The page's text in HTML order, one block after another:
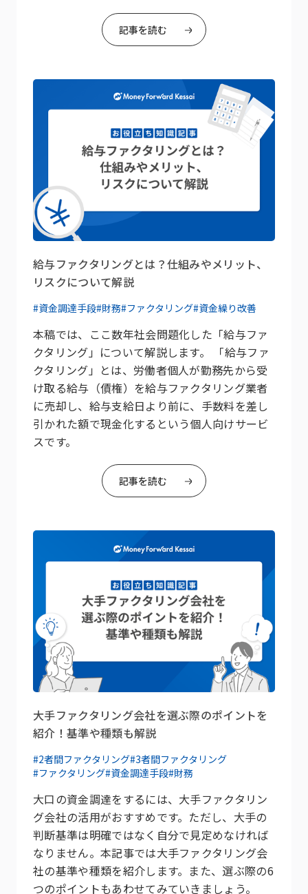
記事を読む
給与ファクタリングとは？仕組みやメリット、
リスクについて解説
#資金調達手段#財務#ファクタリング#資金繰り改善
本稿では、ここ数年社会問題化した「給与ファ
クタリング」について解説します。 「給与ファ
クタリング」とは、労働者個人が勤務先から受
け取る給与（債権）を給与ファクタリング業者
に売却し、給与支給日より前に、手数料を差し
引かれた額で現金化するという個人向けサービ
スです。
記事を読む
大手ファクタリング会社を選ぶ際のポイントを
紹介！基準や種類も解説
#2者間ファクタリング#3者間ファクタリング
#ファクタリング#資金調達手段#財務
大口の資金調達をするには、大手ファクタリン
グ会社の活用がおすすめです。ただし、大手の
判断基準は明確ではなく自分で見定めなければ
なりません。本記事では大手ファクタリング会
社の基準や種類を紹介します。また、選ぶ際の6
つのポイントもあわせてみていきましょう。